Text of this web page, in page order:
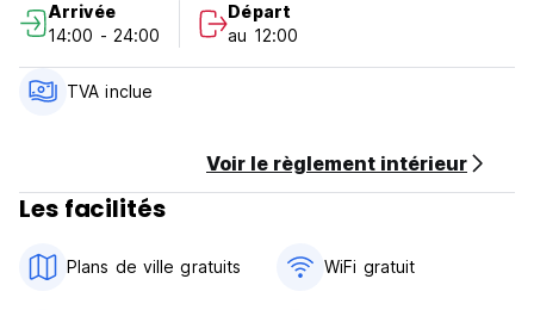
Arrivée
14:00 - 24:00
Départ
au 12:00
TVA inclue
Voir le règlement intérieur
Les facilités
Plans de ville gratuits WiFi gratuit